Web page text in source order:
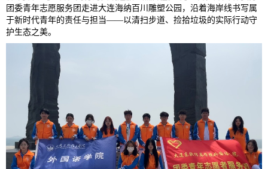
团委青年志愿服务团走进大连海纳百川雕塑公园，沿着海岸线书写属
于新时代青年的责任与担当——以清扫步道、捡拾垃圾的实际行动守
护生态之美。